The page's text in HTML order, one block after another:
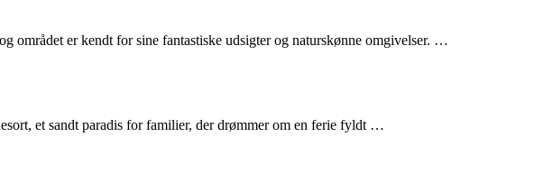
området er kendt for sine fantastiske udsigter og naturskønne omgivelser. …
et sandt paradis for familier, der drømmer om en ferie fyldt …